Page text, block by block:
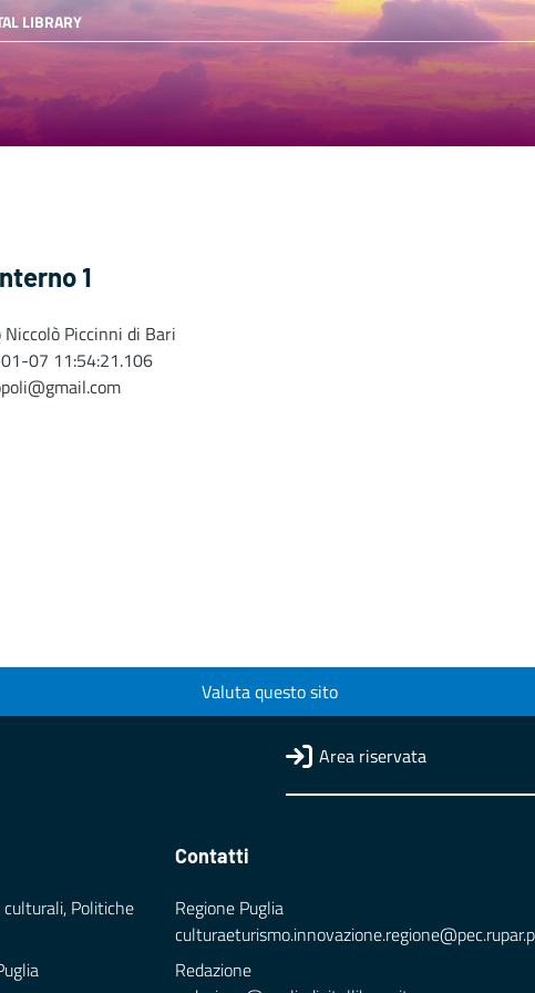
LIBRARY
1
Niccolò Piccinni di Bari
07 11:54:21.106
Valuta questo sito
Area riservata
Politiche
Contatti
Regione Puglia
Redazione